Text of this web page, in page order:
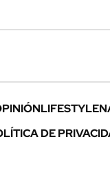
LIFESTYLE
DE